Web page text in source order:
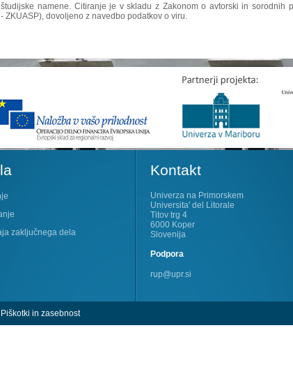
namene. Citiranje je v skladu z Zakonom o avtorski in sorodnih
dovoljeno z navedbo podatkov o viru.
zaključnega dela
Kontakt
Univerza na Primorskem
Universita' del Litorale
Titov trg 4
6000 Koper
Slovenija
Podpora
rup@upr.si
Piškotki in zasebnost